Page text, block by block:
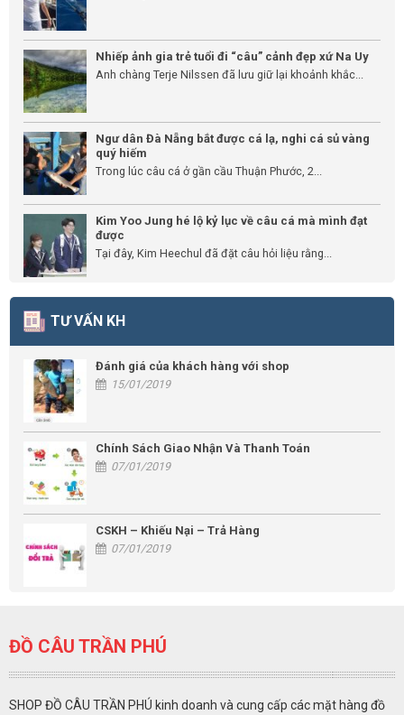
Nhiếp ảnh gia trẻ tuổi đi “câu” cảnh đẹp xứ Na Uy
Anh chàng Terje Nilssen đã lưu giữ lại khoảnh khắc...
Ngư dân Đà Nẵng bắt được cá lạ, nghi cá sủ vàng
quý hiếm
Trong lúc câu cá ở gần cầu Thuận Phước, 2...
Kim Yoo Jung hé lộ kỷ lục về câu cá mà mình đạt
được
Tại đây, Kim Heechul đã đặt câu hỏi liệu rằng...
TƯ VẤN KH
Đánh giá của khách hàng với shop
15/01/2019
Chính Sách Giao Nhận Và Thanh Toán
07/01/2019
CSKH – Khiếu Nại – Trả Hàng
07/01/2019
ĐỒ CÂU TRẦN PHÚ
SHOP ĐỒ CÂU TRẦN PHÚ kinh doanh và cung cấp các mặt hàng đồ